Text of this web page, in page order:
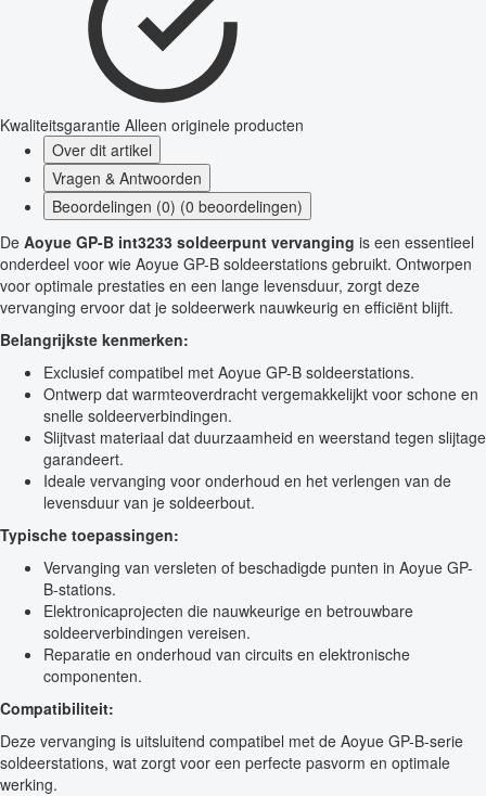
Kwaliteitsgarantie Alleen originele producten
Over dit artikel
Vragen & Antwoorden
Beoordelingen (0) (0 beoordelingen)
De Aoyue GP-B int3233 soldeerpunt vervanging is een essentieel
onderdeel voor wie Aoyue GP-B soldeerstations gebruikt. Ontworpen
voor optimale prestaties en een lange levensduur, zorgt deze
vervanging ervoor dat je soldeerwerk nauwkeurig en efficiënt blijft.
Belangrijkste kenmerken:
Exclusief compatibel met Aoyue GP-B soldeerstations.
Ontwerp dat warmteoverdracht vergemakkelijkt voor schone en
snelle soldeerverbindingen.
Slijtvast materiaal dat duurzaamheid en weerstand tegen slijtage
garandeert.
Ideale vervanging voor onderhoud en het verlengen van de
levensduur van je soldeerbout.
Typische toepassingen:
Vervanging van versleten of beschadigde punten in Aoyue GP-
B-stations.
Elektronicaprojecten die nauwkeurige en betrouwbare
soldeerverbindingen vereisen.
Reparatie en onderhoud van circuits en elektronische
componenten.
Compatibiliteit:
Deze vervanging is uitsluitend compatibel met de Aoyue GP-B-serie
soldeerstations, wat zorgt voor een perfecte pasvorm en optimale
werking.